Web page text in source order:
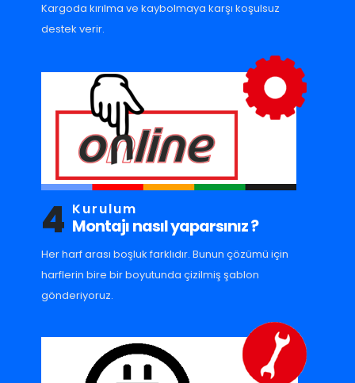
Kargoda kırılma ve kaybolmaya karşı koşulsuz
destek verir.
4 Kurulum
Montajı nasıl yaparsınız ?
Her harf arası boşluk farklıdır. Bunun çözümü için
harflerin bire bir boyutunda çizilmiş şablon
gönderiyoruz.